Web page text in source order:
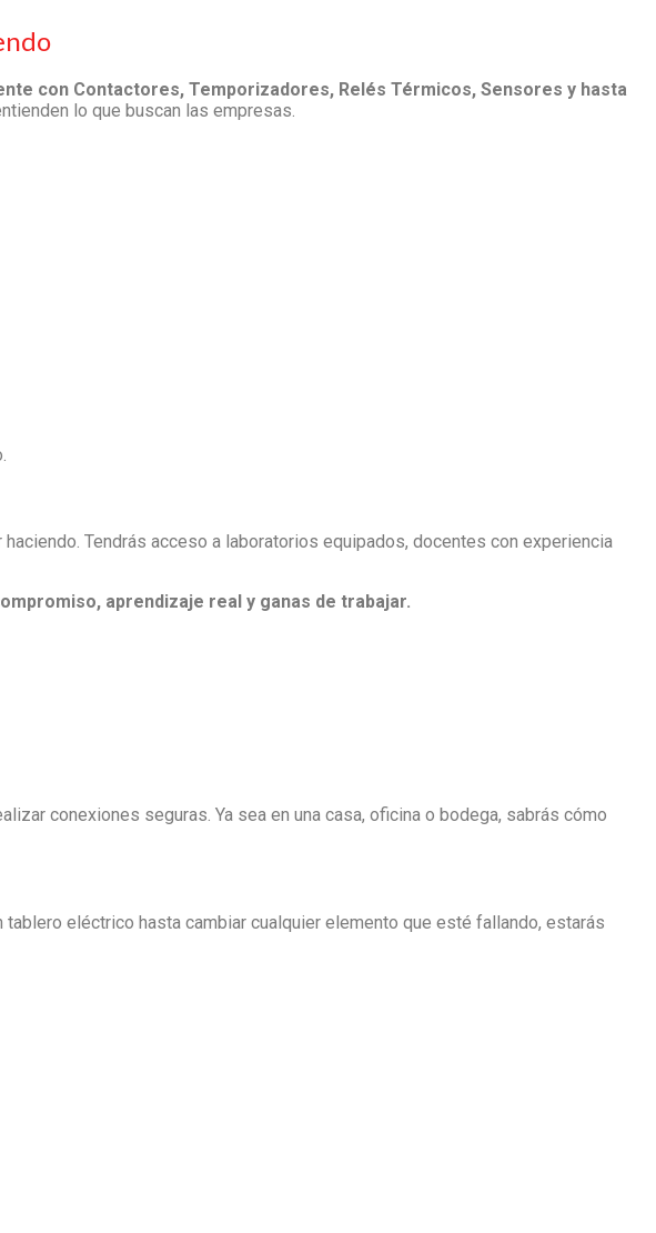
con Contactores, Temporizadores, Relés Térmicos, Sensores y hasta
lo que buscan las empresas.
Tendrás acceso a laboratorios equipados, docentes con experiencia
ompromiso, aprendizaje real y ganas de trabajar.
conexiones seguras. Ya sea en una casa, oficina o bodega, sabrás cómo
tablero eléctrico hasta cambiar cualquier elemento que esté fallando, estarás